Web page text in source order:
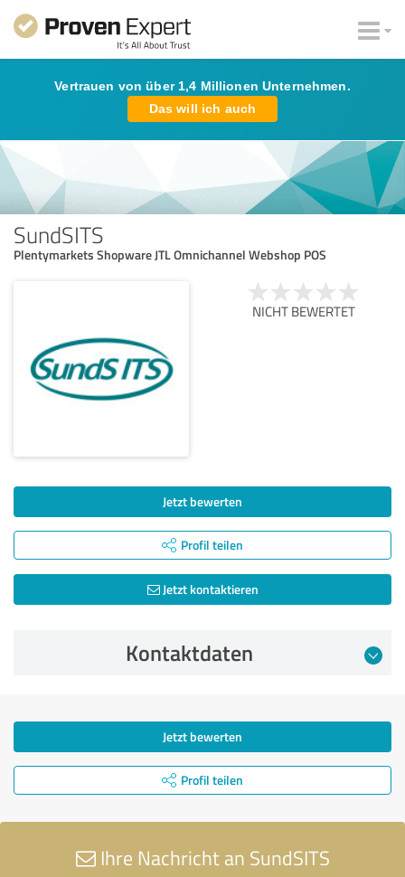
Vertrauen von über 1,4 Millionen Unternehmen.
Das will ich auch
SundSITS
Plentymarkets Shopware JTL Omnichannel Webshop POS
NICHT BEWERTET
Jetzt bewerten
Profil teilen
Jetzt kontaktieren
Kontaktdaten
Jetzt bewerten
Profil teilen
Ihre Nachricht an SundSITS